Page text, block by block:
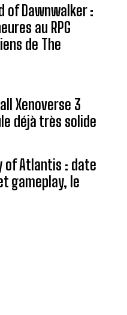
of Dawnwalker :
au RPG
de The
Xenoverse 3
déjà très solide
of Atlantis : date
gameplay, le